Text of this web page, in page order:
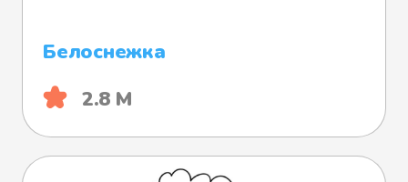
Белоснежка
2.8 М